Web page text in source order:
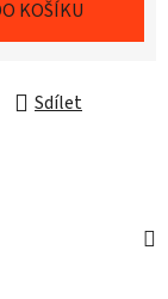
KOŠÍKU
Sdílet